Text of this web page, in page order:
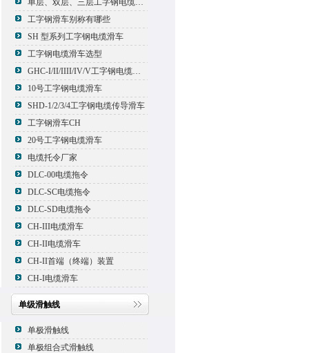
单层、双层、三层工字钢电缆传导滑车
工字钢滑车别称有哪些
SH 型系列工字钢电缆滑车
工字钢电缆滑车选型
GHC-I/II/IIII/IV/V工字钢电缆滑车
10号工字钢电缆滑车
SHD-1/2/3/4工字钢电缆传导滑车
工字钢滑车CH
20号工字钢电缆滑车
电缆托令厂家
DLC-00电缆拖令
DLC-SC电缆拖令
DLC-SD电缆拖令
CH-III电缆滑车
CH-II电缆滑车
CH-II首端（终端）装置
CH-I电缆滑车
单级滑触线
单极滑触线
单极组合式滑触线